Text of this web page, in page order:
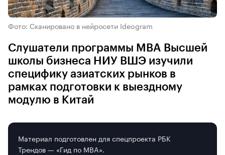
Фото: Сканировано в нейросети Ideogram
Слушатели программы MBA Высшей
школы бизнеса НИУ ВШЭ изучили
специфику азиатских рынков в
рамках подготовки к выездному
модулю в Китай
Материал подготовлен для спецпроекта РБК
Трендов — «Гид по MBA».